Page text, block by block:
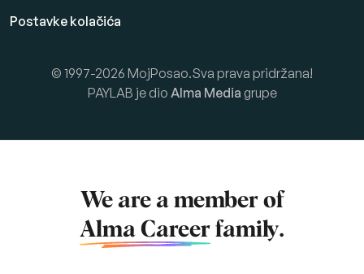
Postavke kolačića
© 1997-2026 MojPosao.Sva prava pridržana!
PAYLAB je dio Alma Media grupe
We are a member of
Alma Career family.